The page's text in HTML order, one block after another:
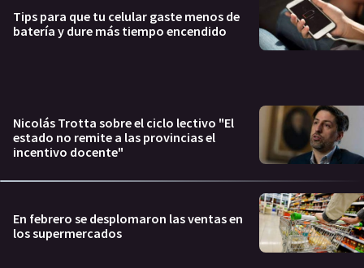
Tips para que tu celular gaste menos de
batería y dure más tiempo encendido
Nicolás Trotta sobre el ciclo lectivo "El
estado no remite a las provincias el
incentivo docente"
En febrero se desplomaron las ventas en
los supermercados